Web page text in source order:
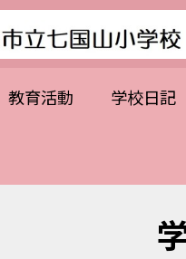
教育活動 学校日記